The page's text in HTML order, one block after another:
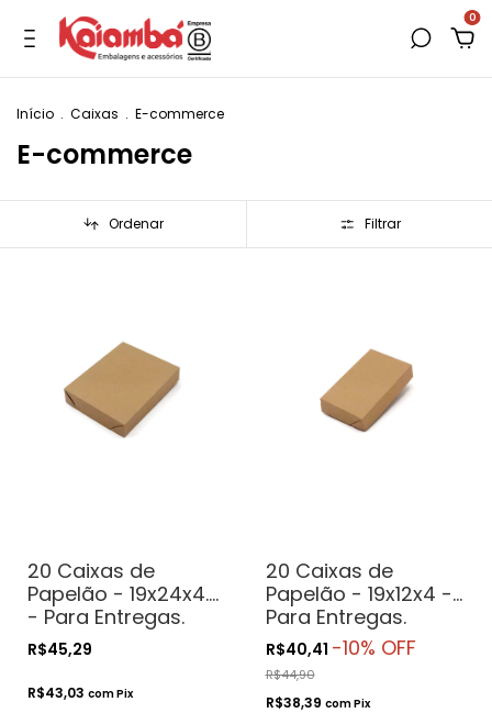
0
Início . Caixas . E-commerce
E-commerce
Ordenar Filtrar
20 Caixas de
Papelão - 19x24x4.5
- Para Entregas.
Transporte.
Correios
R$45,29
R$43,03 comPix
20 Caixas de
Papelão - 19x12x4 -
Para Entregas.
Transporte.
Correios
R$40,41 -10% OFF
R$44,90
R$38,39 comPix